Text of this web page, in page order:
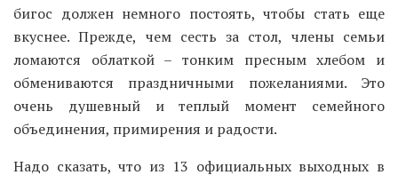
бигос должен немного постоять, чтобы стать еще
вкуснее. Прежде, чем сесть за стол, члены семьи
ломаются облаткой – тонким пресным хлебом и
обмениваются праздничными пожеланиями. Это
очень душевный и теплый момент семейного
объединения, примирения и радости.
Надо сказать, что из 13 официальных выходных в